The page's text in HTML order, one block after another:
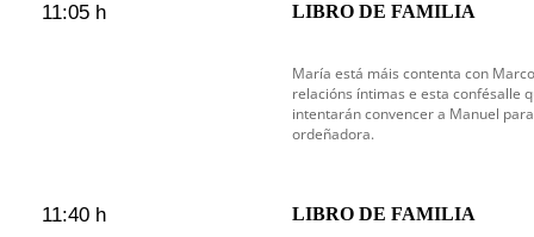
11:05 h LIBRO DE FAMILIA
María está máis contenta con
relacións íntimas e esta confésalle
intentarán convencer a Manuel
ordeñadora.
11:40 h LIBRO DE FAMILIA